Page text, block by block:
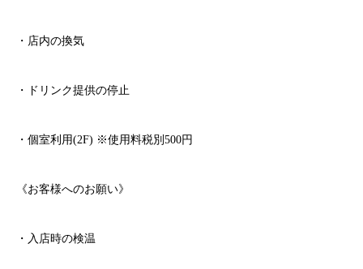
・店内の換気
・ドリンク提供の停止
・個室利用(2F) ※使用料税別 500円
《お客様へのお願い》
・入店時の検温